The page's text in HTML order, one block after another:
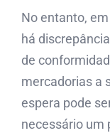
No entanto,
há
de
mercadorias a
espera pode
necessário um